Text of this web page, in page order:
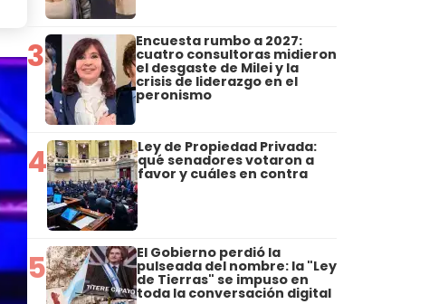
3 Encuesta rumbo a 2027:
cuatro consultoras midieron
el desgaste de Milei y la
crisis de liderazgo en el
peronismo
4 Ley de Propiedad Privada:
qué senadores votaron a
favor y cuáles en contra
5 El Gobierno perdió la
pulseada del nombre: la "Ley
de Tierras" se impuso en
toda la conversación digital